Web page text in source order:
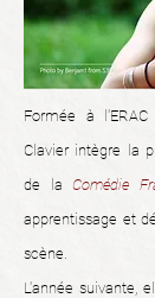
Formée à
Clavier intègre la
de laComédie
apprentissage et
scène.
L'année suivante,